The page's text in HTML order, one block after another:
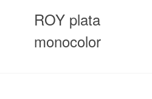
ROY plata
monocolor